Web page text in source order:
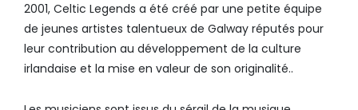
2001, Celtic Legends a été créé par une petite équipe
de jeunes artistes talentueux de Galway réputés pour
leur contribution au développement de la culture
irlandaise et la mise en valeur de son originalité..